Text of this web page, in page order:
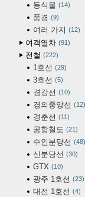
동식물 14
풍경 9
여러 가지 12
여객열차 91
전철 222
1호선 29
3호선 5
경강선 10
경의중앙선 12
경춘선 11
공항철도 21
수인분당선 48
신분당선 30
GTX 10
광주 1호선 23
대전 1호선 4